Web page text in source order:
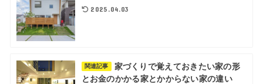
2025.04.03
関連記事
家づくりで覚えておきたい家の形
とお金のかかる家とかからない家の違い